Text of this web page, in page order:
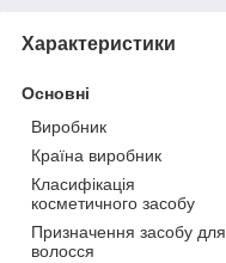
Характеристики
Основні
Виробник
Країна виробник
Класифікація
косметичного засобу
Призначення засобу для
волосся